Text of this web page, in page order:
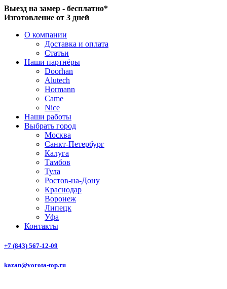
Выезд на замер - бесплатно*
Изготовление от 3 дней
О компании
Доставка и оплата
Статьи
Наши партнёры
Doorhan
Alutech
Hormann
Came
Nice
Наши работы
Выбрать город
Москва
Санкт-Петербург
Калуга
Тамбов
Тула
Ростов-на-Дону
Краснодар
Воронеж
Липецк
Уфа
Контакты
+7 (843) 567-12-09
kazan@vorota-top.ru